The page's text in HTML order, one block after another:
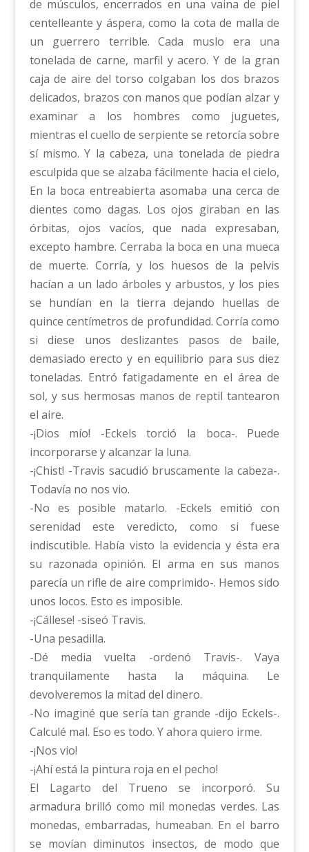
de músculos, encerrados en una vaina de piel
centelleante y áspera, como la cota de malla de
un guerrero terrible. Cada muslo era una
tonelada de carne, marfil y acero. Y de la gran
caja de aire del torso colgaban los dos brazos
delicados, brazos con manos que podían alzar y
examinar a los hombres como juguetes,
mientras el cuello de serpiente se retorcía sobre
sí mismo. Y la cabeza, una tonelada de piedra
esculpida que se alzaba fácilmente hacia el cielo,
En la boca entreabierta asomaba una cerca de
dientes como dagas. Los ojos giraban en las
órbitas, ojos vacíos, que nada expresaban,
excepto hambre. Cerraba la boca en una mueca
de muerte. Corría, y los huesos de la pelvis
hacían a un lado árboles y arbustos, y los pies
se hundían en la tierra dejando huellas de
quince centímetros de profundidad. Corría como
si diese unos deslizantes pasos de baile,
demasiado erecto y en equilibrio para sus diez
toneladas. Entró fatigadamente en el área de
sol, y sus hermosas manos de reptil tantearon
el aire.
-¡Dios mío! -Eckels torció la boca-. Puede
incorporarse y alcanzar la luna.
-¡Chist! -Travis sacudió bruscamente la cabeza-.
Todavía no nos vio.
-No es posible matarlo. -Eckels emitió con
serenidad este veredicto, como si fuese
indiscutible. Había visto la evidencia y ésta era
su razonada opinión. El arma en sus manos
parecía un rifle de aire comprimido-. Hemos sido
unos locos. Esto es imposible.
-¡Cállese! -siseó Travis.
-Una pesadilla.
-Dé media vuelta -ordenó Travis-. Vaya
tranquilamente hasta la máquina. Le
devolveremos la mitad del dinero.
-No imaginé que sería tan grande -dijo Eckels-.
Calculé mal. Eso es todo. Y ahora quiero irme.
-¡Nos vio!
-¡Ahí está la pintura roja en el pecho!
El Lagarto del Trueno se incorporó. Su
armadura brilló como mil monedas verdes. Las
monedas, embarradas, humeaban. En el barro
se movían diminutos insectos, de modo que